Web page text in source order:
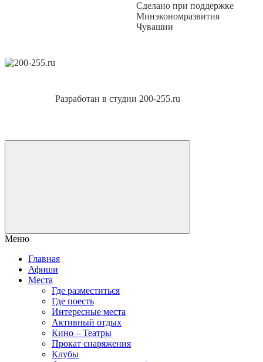
Сделано при поддержке
Минэкономразвития
Чувашии
Разработан в студии 200-255.ru
Меню
Главная
Афиши
Места
Где разместиться
Где поесть
Интересные места
Активный отдых
Кино – Театры
Прокат снаряжения
Клубы